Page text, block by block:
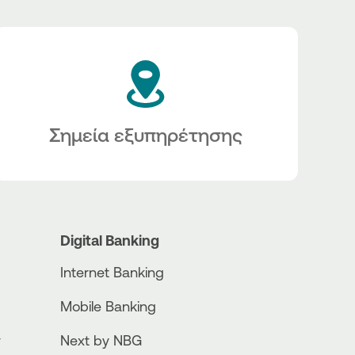
Σημεία εξυπηρέτησης
Digital Banking
Internet Banking
Mobile Banking
Next by NBG